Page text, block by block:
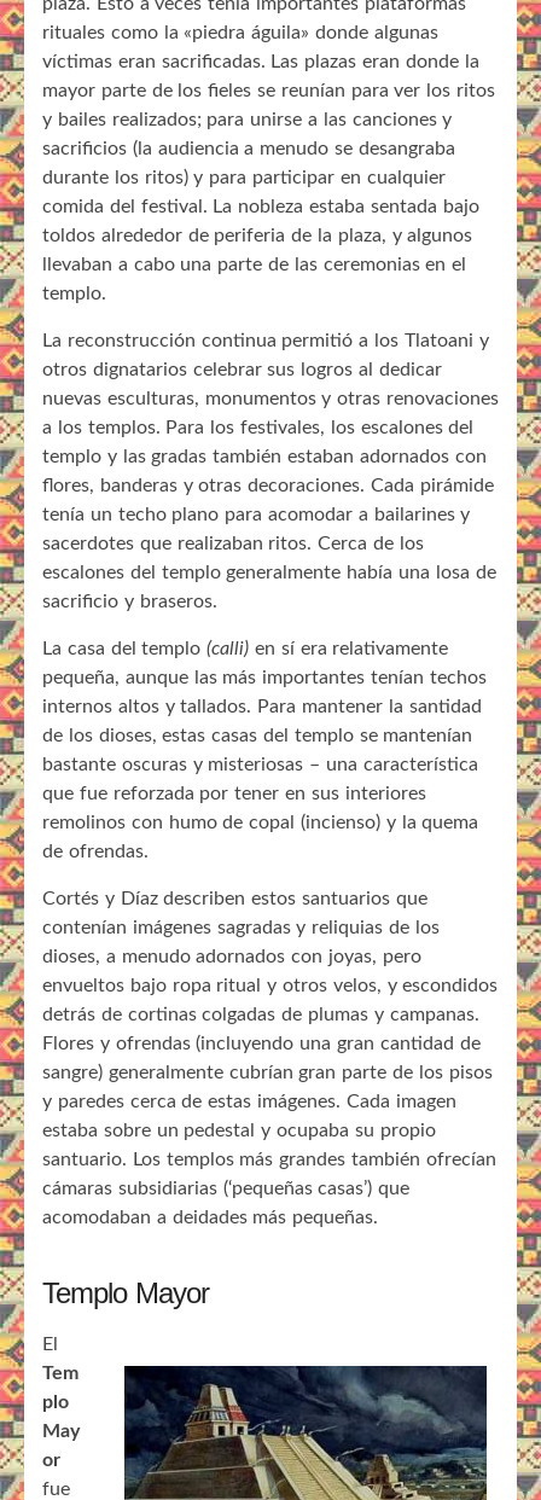
rituales como la «piedra águila» donde algunas
víctimas eran sacrificadas. Las plazas eran donde la
mayor parte de los fieles se reunían para ver los ritos
y bailes realizados; para unirse a las canciones y
sacrificios (la audiencia a menudo se desangraba
durante los ritos) y para participar en cualquier
comida del festival. La nobleza estaba sentada bajo
toldos alrededor de periferia de la plaza, y algunos
llevaban a cabo una parte de las ceremonias en el
templo.
La reconstrucción continua permitió a los Tlatoani y
otros dignatarios celebrar sus logros al dedicar
nuevas esculturas, monumentos y otras renovaciones
a los templos. Para los festivales, los escalones del
templo y las gradas también estaban adornados con
flores, banderas y otras decoraciones. Cada pirámide
tenía un techo plano para acomodar a bailarines y
sacerdotes que realizaban ritos. Cerca de los
escalones del templo generalmente había una losa de
sacrificio y braseros.
La casa del templo(calli) en sí era relativamente
pequeña, aunque las más importantes tenían techos
internos altos y tallados. Para mantener la santidad
de los dioses, estas casas del templo se mantenían
bastante oscuras y misteriosas – una característica
que fue reforzada por tener en sus interiores
remolinos con humo de copal (incienso) y la quema
de ofrendas.
Cortés y Díaz describen estos santuarios que
contenían imágenes sagradas y reliquias de los
dioses, a menudo adornados con joyas, pero
envueltos bajo ropa ritual y otros velos, y escondidos
detrás de cortinas colgadas de plumas y campanas.
Flores y ofrendas (incluyendo una gran cantidad de
sangre) generalmente cubrían gran parte de los pisos
y paredes cerca de estas imágenes. Cada imagen
estaba sobre un pedestal y ocupaba su propio
santuario. Los templos más grandes también ofrecían
cámaras subsidiarias (‘pequeñas casas’) que
acomodaban a deidades más pequeñas.
Templo Mayor
El
Tem
plo
May
or
fue